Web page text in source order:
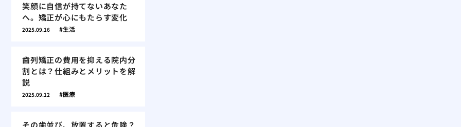
笑顔に自信が持てないあなた
へ。矯正が心にもたらす変化
2025.09.16 生活
歯列矯正の費用を抑える院内分
割とは？仕組みとメリットを解
説
2025.09.12 医療
その歯並び、放置すると危険？